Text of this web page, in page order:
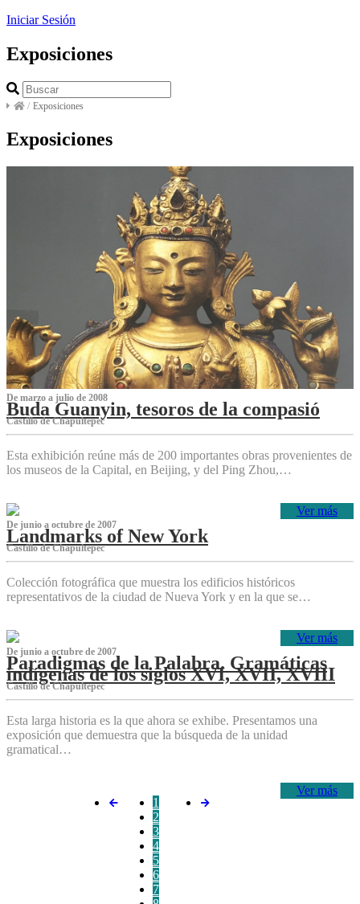
Iniciar Sesión
Exposiciones
/ Exposiciones
Exposiciones
De marzo a julio de 2008
Buda Guanyin, tesoros de la compasió
Castillo de Chapultepec
Esta exhibición reúne más de 200 importantes obras provenientes de
los museos de la Capital, en Beijing, y del Ping Zhou,…
Ver más
De junio a octubre de 2007
Landmarks of New York
Castillo de Chapultepec
Colección fotográfica que muestra los edificios históricos
representativos de la ciudad de Nueva York y en la que se…
Ver más
De junio a octubre de 2007
Paradigmas de la Palabra. Gramáticas
indígenas de los siglos XVI, XVII, XVIII
Castillo de Chapultepec
Esta larga historia es la que ahora se exhibe. Presentamos una
exposición que demuestra que la búsqueda de la unidad
gramatical…
Ver más
1
2
3
4
5
6
7